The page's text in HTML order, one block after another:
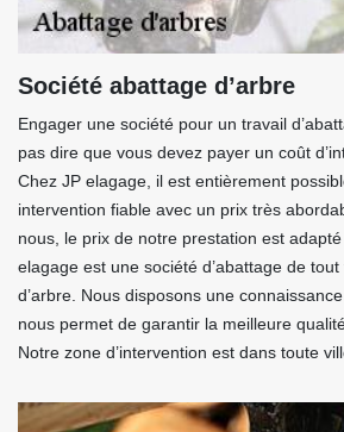
Société abattage d’arbre
Engager une société pour un travail
pas dire que vous devez payer un coût
Chez JP elagage, il est entièrement
intervention fiable avec un prix très
nous, le prix de notre prestation est
elagage est une société d’abattage de
d’arbre. Nous disposons une
nous permet de garantir la meilleure
Notre zone d’intervention est dans toute